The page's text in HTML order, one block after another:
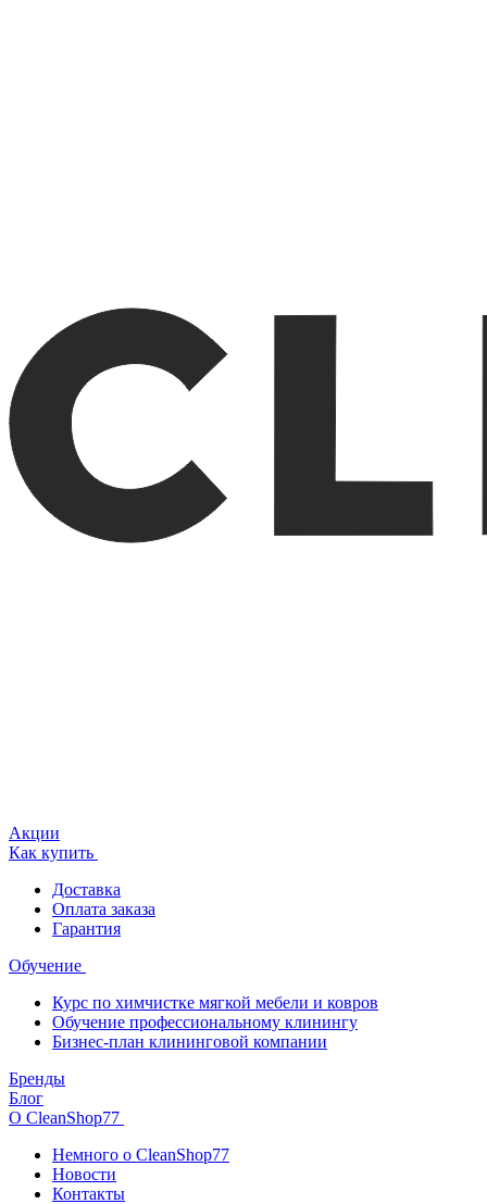
Акции
Как купить
Доставка
Оплата заказа
Гарантия
Обучение
Курс по химчистке мягкой мебели и ковров
Обучение профессиональному клинингу
Бизнес-план клининговой компании
Бренды
Блог
О CleanShop77
Немного о CleanShop77
Новости
Контакты